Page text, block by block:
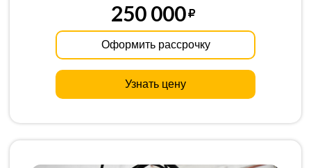
250 000
Оформить рассрочку
Узнать цену